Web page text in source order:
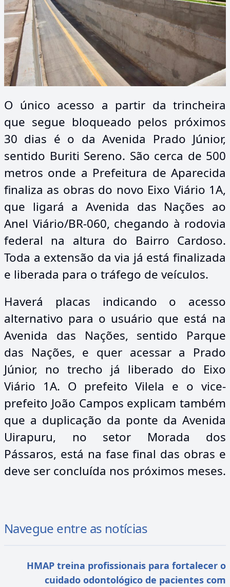
O único acesso a partir da trincheira
que segue bloqueado pelos próximos
30 dias é o da Avenida Prado Júnior,
sentido Buriti Sereno. São cerca de 500
metros onde a Prefeitura de Aparecida
finaliza as obras do novo Eixo Viário 1A,
que ligará a Avenida das Nações ao
Anel Viário/BR-060, chegando à rodovia
federal na altura do Bairro Cardoso.
Toda a extensão da via já está finalizada
e liberada para o tráfego de veículos.
Haverá placas indicando o acesso
alternativo para o usuário que está na
Avenida das Nações, sentido Parque
das Nações, e quer acessar a Prado
Júnior, no trecho já liberado do Eixo
Viário 1A. O prefeito Vilela e o vice-
prefeito João Campos explicam também
que a duplicação da ponte da Avenida
Uirapuru, no setor Morada dos
Pássaros, está na fase final das obras e
deve ser concluída nos próximos meses.
Navegue entre as notícias
HMAP treina profissionais para fortalecer o
cuidado odontológico de pacientes com